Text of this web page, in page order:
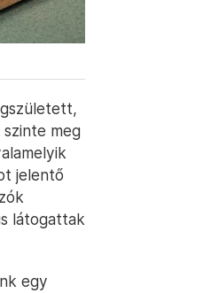
meg
jelentő
látogattak
egy